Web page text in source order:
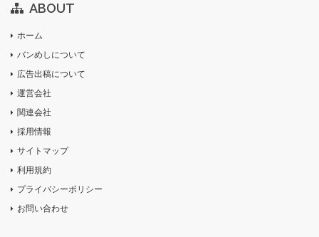
ABOUT
ホーム
バンめしについて
広告出稿について
運営会社
関連会社
採用情報
サイトマップ
利用規約
プライバシーポリシー
お問い合わせ